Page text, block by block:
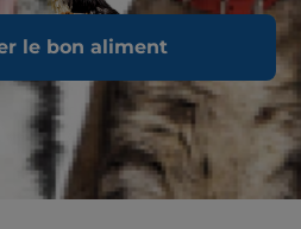
le bon aliment